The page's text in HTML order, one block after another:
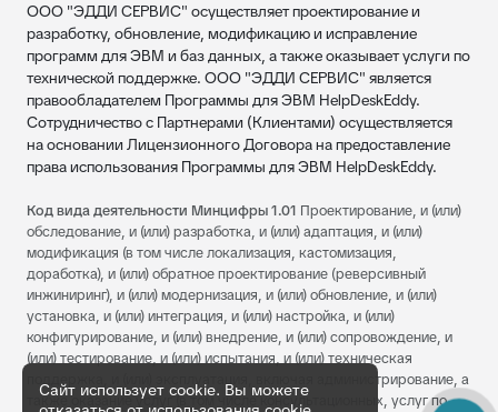
ООО "ЭДДИ СЕРВИС" осуществляет проектирование и
разработку, обновление, модификацию и исправление
программ для ЭВМ и баз данных, а также оказывает услуги по
технической поддержке. ООО "ЭДДИ СЕРВИС" является
правообладателем Программы для ЭВМ HelpDeskEddy.
Сотрудничество с Партнерами (Клиентами) осуществляется
на основании Лицензионного Договора на предоставление
права использования Программы для ЭВМ HelpDeskEddy.
Код вида деятельности Минцифры 1.01 Проектирование, и (или)
обследование, и (или) разработка, и (или) адаптация, и (или)
модификация (в том числе локализация, кастомизация,
доработка), и (или) обратное проектирование (реверсивный
инжиниринг), и (или) модернизация, и (или) обновление, и (или)
установка, и (или) интеграция, и (или) настройка, и (или)
конфигурирование, и (или) внедрение, и (или) сопровождение, и
(или) тестирование, и (или) испытания, и (или) техническая
поддержка, и (или) эксплуатация, включая администрирование, а
также оказание услуг (в том числе консультационных, услуг по
Сайт использует cookie. Вы можете